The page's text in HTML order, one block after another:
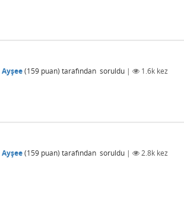
Ayşee(159 puan) tarafından soruldu | 1.6k kez
Ayşee(159 puan) tarafından soruldu | 2.8k kez